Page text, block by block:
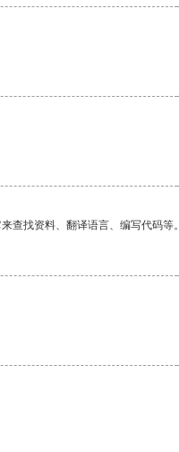
查找资料、翻译语言、编写代码等。